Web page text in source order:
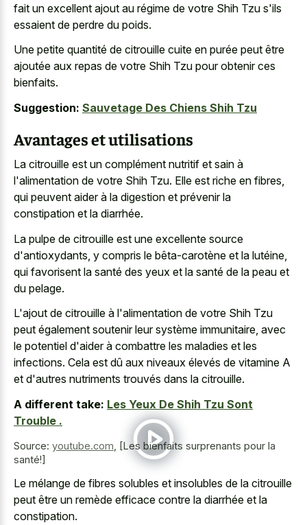
fait un excellent ajout au régime de votre Shih Tzu s'ils
essaient de perdre du poids.
Une petite quantité de citrouille cuite en purée peut être
ajoutée aux repas de votre Shih Tzu pour obtenir ces
bienfaits.
Suggestion: Sauvetage Des Chiens Shih Tzu
Avantages et utilisations
La citrouille est un complément nutritif et sain à
l'alimentation de votre Shih Tzu. Elle est riche en fibres,
qui peuvent aider à la digestion et prévenir la
constipation et la diarrhée.
La pulpe de citrouille est une excellente source
d'antioxydants, y compris le bêta-carotène et la lutéine,
qui favorisent la santé des yeux et la santé de la peau et
du pelage.
L'ajout de citrouille à l'alimentation de votre Shih Tzu
peut également soutenir leur système immunitaire, avec
le potentiel d'aider à combattre les maladies et les
infections. Cela est dû aux niveaux élevés de vitamine A
et d'autres nutriments trouvés dans la citrouille.
A different take: Les Yeux De Shih Tzu Sont
Trouble .
Source: youtube.com
[Les bienfaits surprenants pour la
santé!]
Le mélange de fibres solubles et insolubles de la citrouille
peut être un remède efficace contre la diarrhée et la
constipation.